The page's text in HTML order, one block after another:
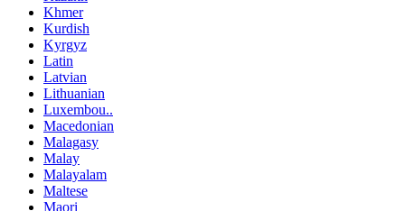
Khmer
Kurdish
Kyrgyz
Latin
Latvian
Lithuanian
Luxembou..
Macedonian
Malagasy
Malay
Malayalam
Maltese
Maori